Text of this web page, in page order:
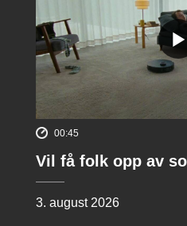
00:45
Vil få folk opp av
3. august 2026